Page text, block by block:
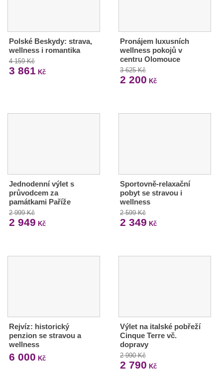
Polské Beskydy: strava,
wellness i romantika
4 159 Kč
3 861 Kč
Pronájem luxusních
wellness pokojů v
centru Olomouce
3 625 Kč
2 200 Kč
Jednodenní výlet s
průvodcem za
památkami Paříže
2 999 Kč
2 949 Kč
Sportovně-relaxační
pobyt se stravou i
wellness
2 599 Kč
2 349 Kč
Rejvíz: historický
penzion se stravou a
wellness
6 000 Kč
Výlet na italské pobřeží
Cinque Terre vč.
dopravy
2 990 Kč
2 790 Kč